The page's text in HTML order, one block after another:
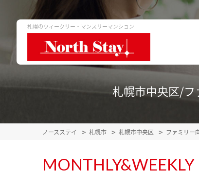
札幌のウィークリー・マンスリーマンション
札幌市中央区/フ
ノースステイ 札幌市 札幌市中央区 ファミリー
MONTHLY&WEEKLY